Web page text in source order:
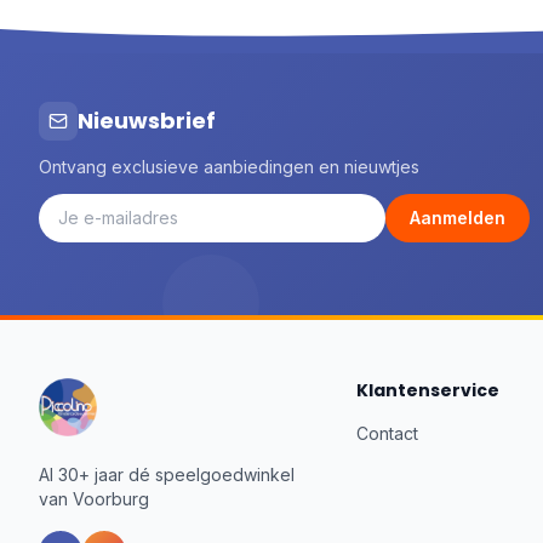
Gottmer 37
Haba
Image Books
Janod
Jellycat
Joueco
JuegaConmigo
Nieuwsbrief
Ontvang exclusieve aanbiedingen en nieuwtjes
Aanmelden
Al 30+ jaar dé speelgoedwinkel
van Voorburg
Klantenservice
Contact